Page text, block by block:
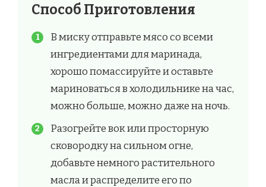
Способ Приготовления
В миску отправьте мясо со всеми
ингредиентами для маринада,
хорошо помассируйте и оставьте
мариноваться в холодильнике на час,
можно больше, можно даже на ночь.
Разогрейте вок или просторную
сковородку на сильном огне,
добавьте немного растительного
масла и распределите его по